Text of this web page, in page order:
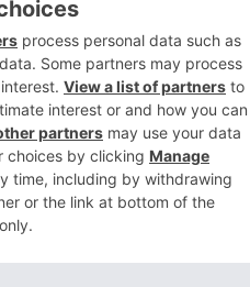
la
son los
en
y de un
por
3